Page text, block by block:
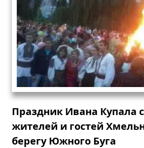
Праздник Ивана Купала
жителей и гостей
берегу Южного Буга